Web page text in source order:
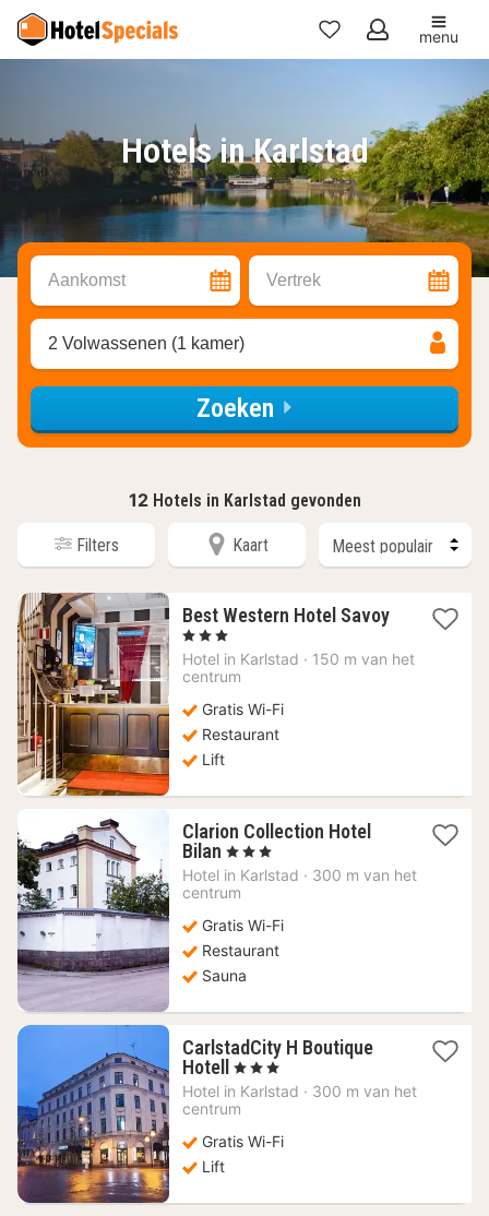
Mijn
menu
Hotels in Karlstad
Aankomst Vertrek
2 Volwassenen (1 kamer)
Zoeken
12 Hotels in Karlstad gevonden
Filters Kaart
Best Western Hotel Savoy
1
nacht
vanaf
€
, 3 Sterren
Hotel in Karlstad · 150 m van het
centrum
Gratis Wi-Fi
Restaurant
Lift
Clarion Collection Hotel
Bilan 1
nacht
vanaf
€
, 3 Sterren
Hotel in Karlstad · 300 m van het
centrum
Gratis Wi-Fi
Restaurant
Sauna
CarlstadCity H Boutique
Hotell 1
nacht
vanaf
€
, 3 Sterren
Hotel in Karlstad · 300 m van het
centrum
Gratis Wi-Fi
Lift